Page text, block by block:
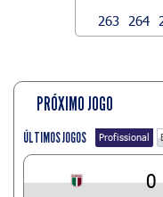
263
264
PRÓXIMO JOGO
ÚLTIMOS JOGOS Profissional
0